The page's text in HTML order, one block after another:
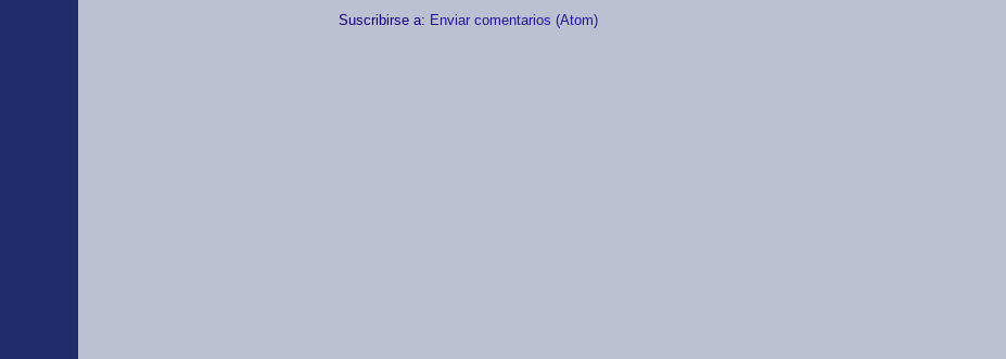
Suscribirse a: Enviar comentarios (Atom)